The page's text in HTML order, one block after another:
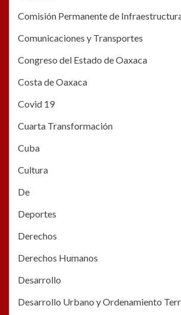
Comisión Permanente de
Comunicaciones y Transportes
Congreso del Estado de Oaxaca
Costa de Oaxaca
Covid 19
Cuarta Transformación
Cuba
Cultura
De
Deportes
Derechos
Derechos Humanos
Desarrollo
Desarrollo Urbano y Ordenamiento